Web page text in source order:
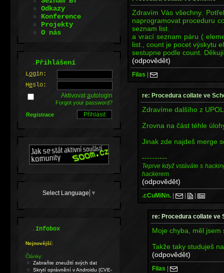
Zdravím Vás všechny.
naprogramovat proceduru
seznam list.
a vrací seznam páru (
list., count je pocet výskytu
sestupne podle count.
(odpovědět)
Filas |
re: Procedura collate ve
Zdravíme dalšího z
Zrovna na část téhle
Jinak zde najdeš merge
----------
Teprve když vstáváte s
hackerem.
(odpovědět)
.cCuMiNn. | | |
re: Procedura collate ve
Moje chyba, měl
Takže taky studuješ
(odpovědět)
Filas |
Odkazy
Konference
Projekty
O nás
.Přihlášení
Login:
Heslo:
Aktivovatautologin
Forgot your password?
Registrace
Select Language ▼
.Infobox
Nejnovější:
Články:
Zabraňte zneužití svých dat
Skrytí oprávnění v Androidu (CVE-